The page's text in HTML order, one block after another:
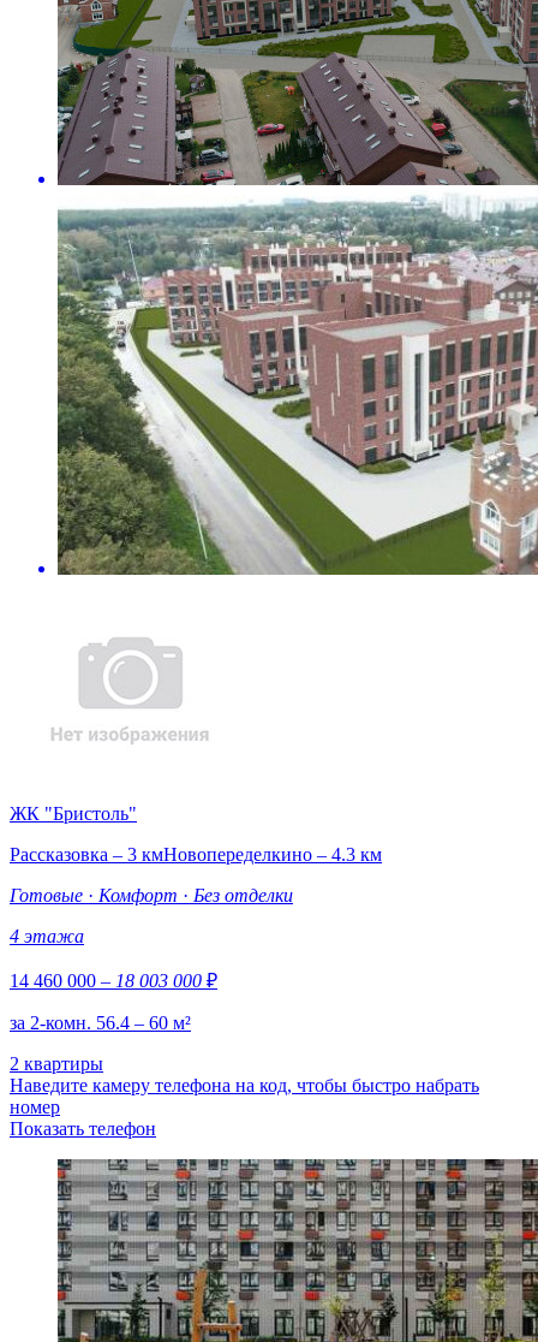
ЖК "Бристоль"
Рассказовка – 3 кмНовопеределкино – 4.3 км
Готовые · Комфорт · Без отделки
4 этажа
14 460 000 – 18 003 000 ₽
за 2-комн. 56.4 – 60 м²
2 квартиры
Наведите камеру телефона на код, чтобы быстро набрать
номер
Показать телефон